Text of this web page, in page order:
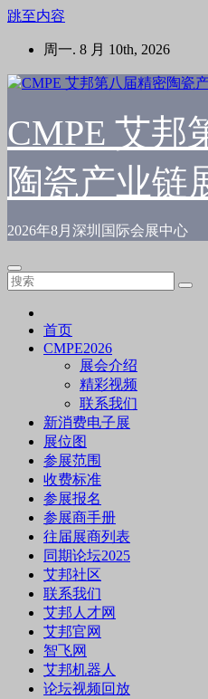
跳至内容
周一. 8 月 10th, 2026
CMPE 艾邦
陶瓷产业链
2026年8月深圳国际会展中心
首页
CMPE2026
展会介绍
精彩视频
联系我们
新消费电子展
展位图
参展范围
收费标准
参展报名
参展商手册
往届展商列表
同期论坛2025
艾邦社区
联系我们
艾邦人才网
艾邦官网
智飞网
艾邦机器人
论坛视频回放